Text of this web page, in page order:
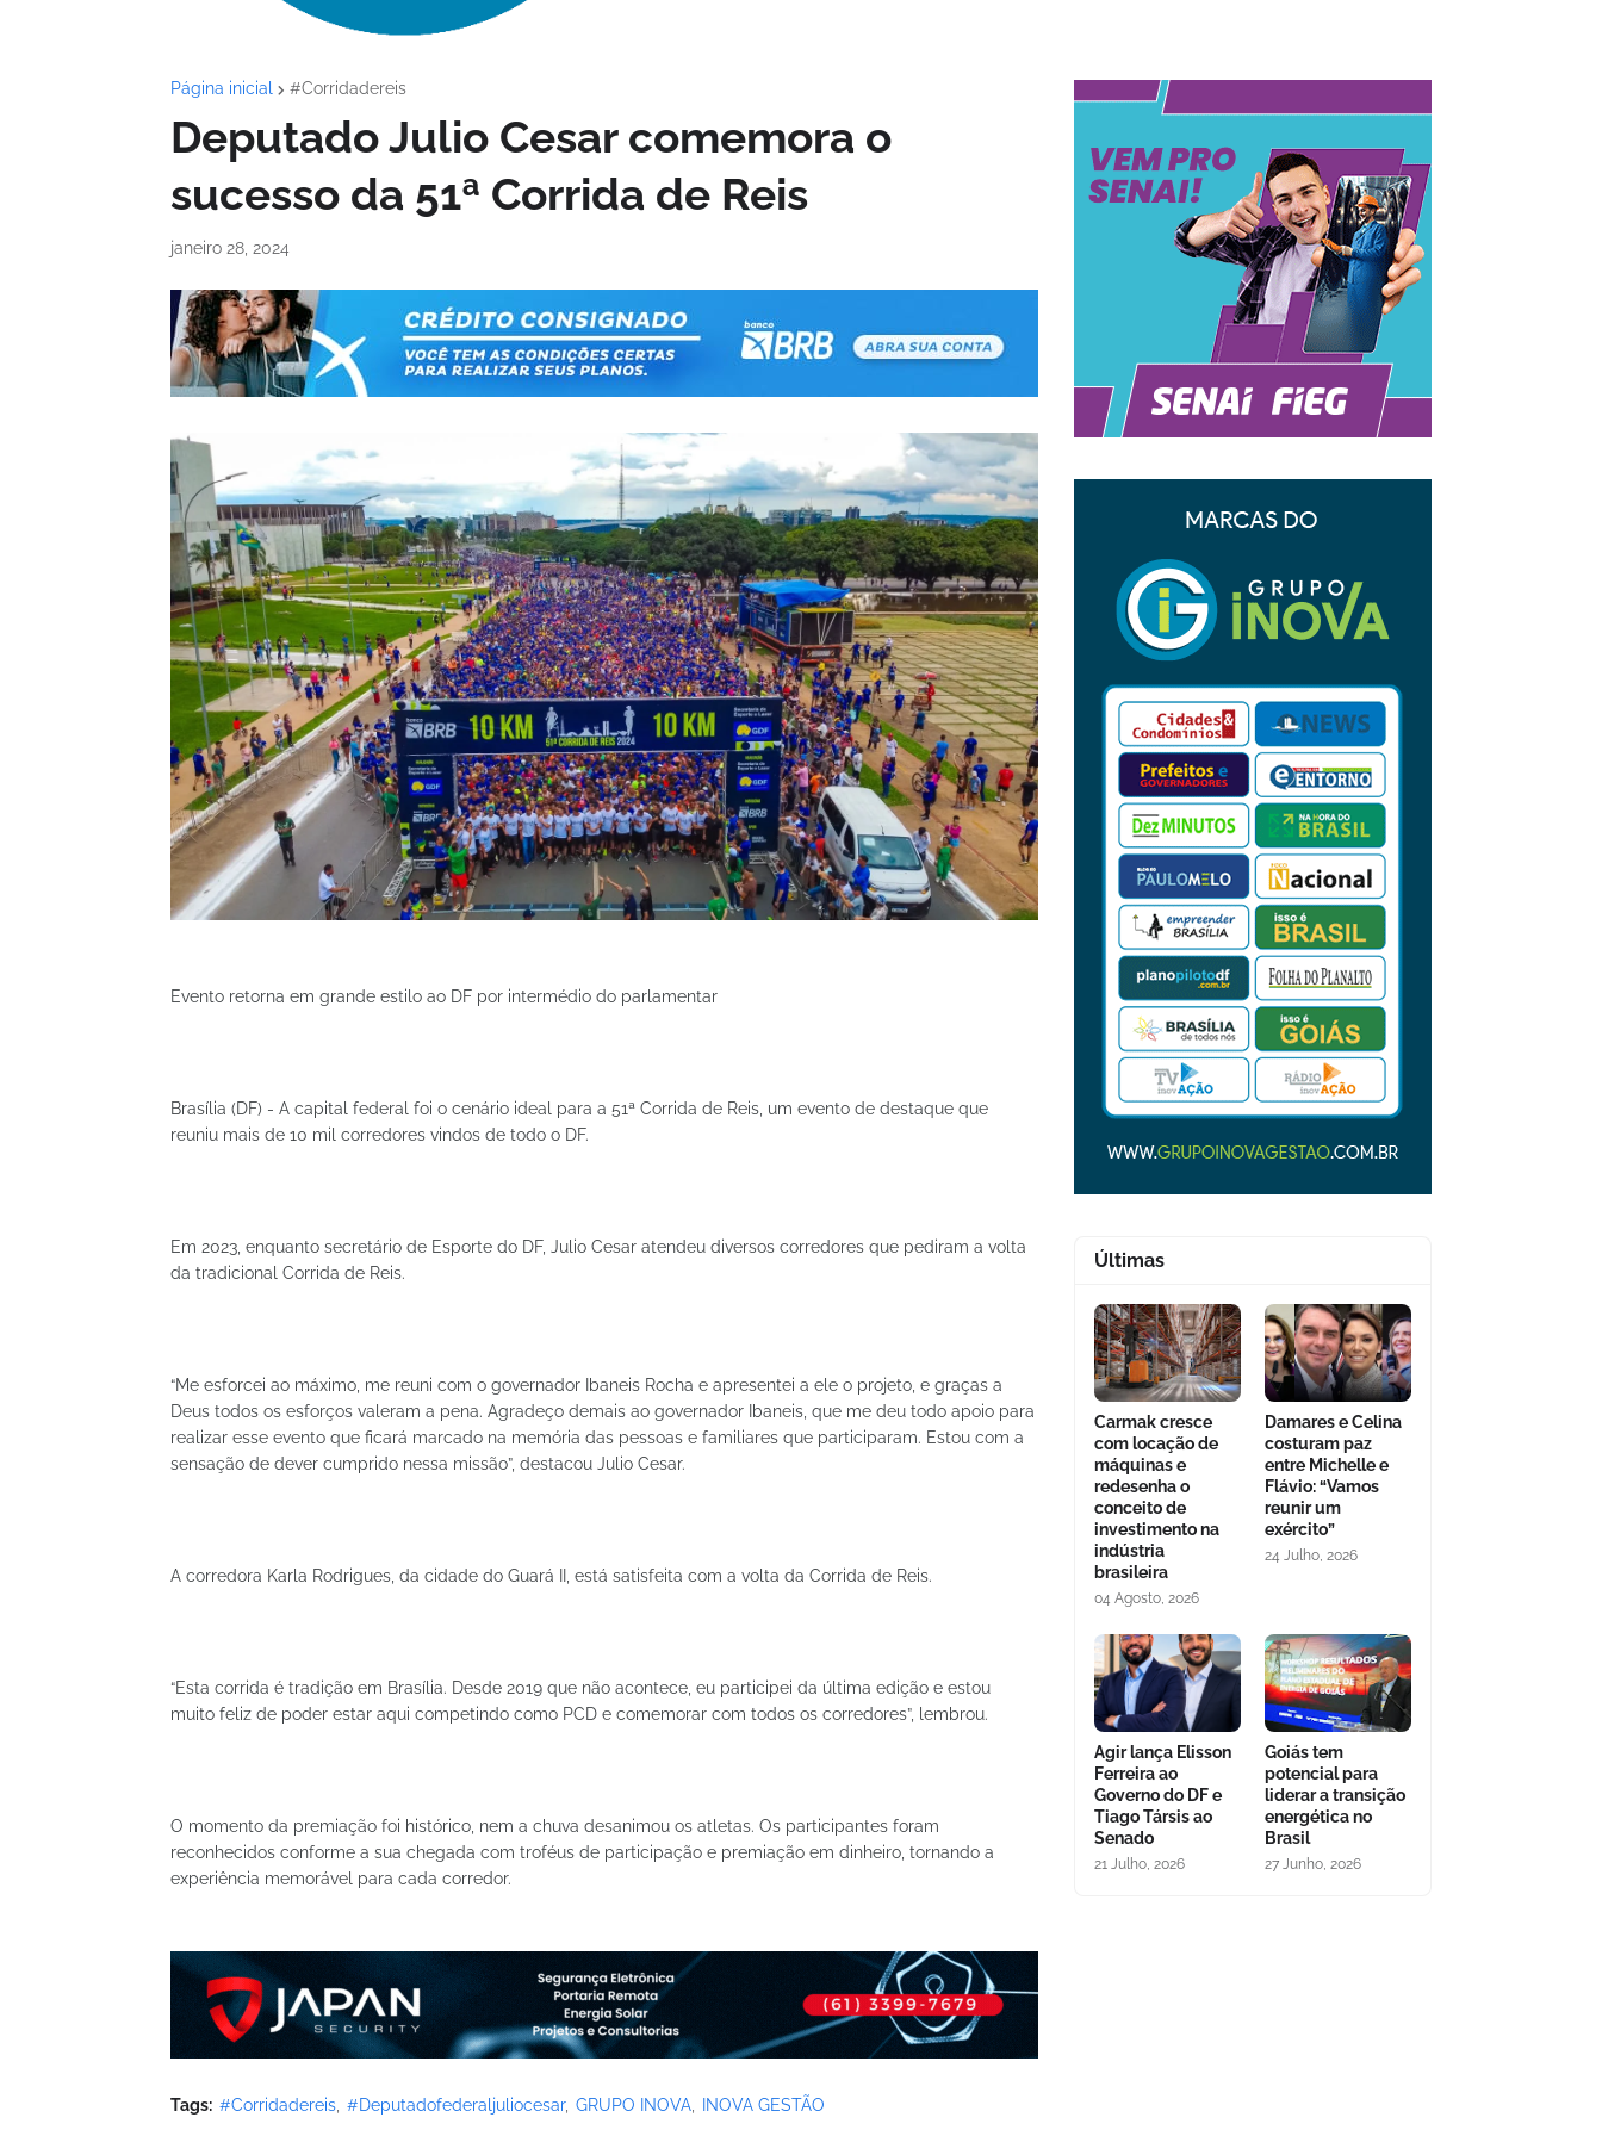
Página inicial #Corridadereis
Deputado Julio Cesar comemora o
sucesso da 51ª Corrida de Reis
janeiro 28, 2024
Evento retorna em grande estilo ao DF por intermédio do parlamentar
Brasília (DF) - A capital federal foi o cenário ideal para a 51ª Corrida de Reis, um evento de destaque que
reuniu mais de 10 mil corredores vindos de todo o DF.
Em 2023, enquanto secretário de Esporte do DF, Julio Cesar atendeu diversos corredores que pediram a volta
da tradicional Corrida de Reis.
“Me esforcei ao máximo, me reuni com o governador Ibaneis Rocha e apresentei a ele o projeto, e graças a
Deus todos os esforços valeram a pena. Agradeço demais ao governador Ibaneis, que me deu todo apoio para
realizar esse evento que ficará marcado na memória das pessoas e familiares que participaram. Estou com a
sensação de dever cumprido nessa missão”, destacou Julio Cesar.
A corredora Karla Rodrigues, da cidade do Guará II, está satisfeita com a volta da Corrida de Reis.
“Esta corrida é tradição em Brasília. Desde 2019 que não acontece, eu participei da última edição e estou
muito feliz de poder estar aqui competindo como PCD e comemorar com todos os corredores”, lembrou.
O momento da premiação foi histórico, nem a chuva desanimou os atletas. Os participantes foram
reconhecidos conforme a sua chegada com troféus de participação e premiação em dinheiro, tornando a
experiência memorável para cada corredor.
Tags: #Corridadereis #Deputadofederaljuliocesar GRUPO INOVA INOVA GESTÃO
Últimas
Carmak cresce
com locação de
máquinas e
redesenha o
conceito de
investimento na
indústria
brasileira
04 Agosto, 2026
Damares e Celina
costuram paz
entre Michelle e
Flávio: “Vamos
reunir um
exército”
24 Julho, 2026
Agir lança Elisson
Ferreira ao
Governo do DF e
Tiago Társis ao
Senado
21 Julho, 2026
Goiás tem
potencial para
liderar a transição
energética no
Brasil
27 Junho, 2026